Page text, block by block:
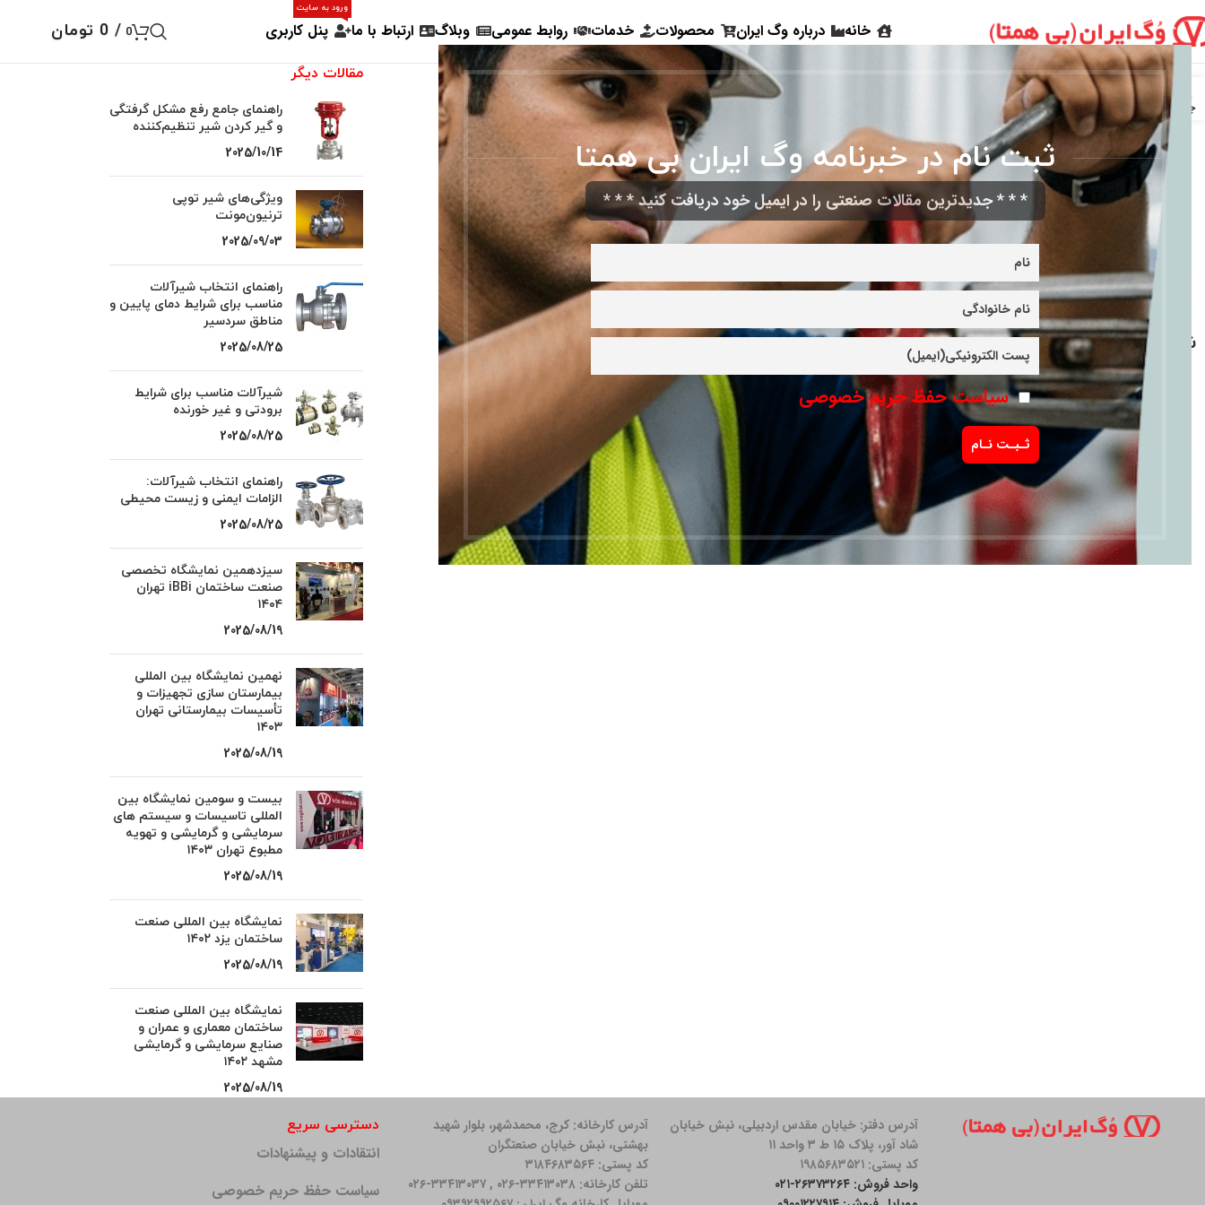
ثبت نام در خبرنامه وگ ایران بی همتا
* * * جدیدترین مقالات صنعتی را در ایمیل خود دریافت کنید * * *
سیاست حفظ حریم خصوصی
خانه درباره وگ ایران محصولات خدمات روابط عمومی وبلاگ ارتباط با ما پنل کاربری
ورود به سایت
0
/
0 تومان
28
جولای
۹ راهکار کلیدی برای
جلوگیری از خوردگی
شیرآلات (بخش اول)
ادامه مطلب
مقالات دیگر
راهنمای جامع رفع مشکل گرفتگی
و گیر کردن شیر تنظیم‌کننده
2025/10/14
ویژگی‌های شیر توپی
ترنیون‌مونت
2025/09/03
راهنمای انتخاب شیرآلات
مناسب برای شرایط دمای پایین و
مناطق سردسیر
2025/08/25
شیرآلات مناسب برای شرایط
برودتی و غیر خورنده
2025/08/25
راهنمای انتخاب شیرآلات:
الزامات ایمنی و زیست محیطی
2025/08/25
سیزدهمین نمایشگاه تخصصی
صنعت ساختمان iBBi تهران
۱۴۰۴
2025/08/19
نهمین نمایشگاه بین المللی
بیمارستان سازی تجهیزات و
تأسیسات بیمارستانی تهران
۱۴۰۳
2025/08/19
بیست و سومین نمایشگاه بین
المللی تاسیسات و سیستم های
سرمایشی و گرمایشی و تهویه
مطبوع تهران ۱۴۰۳
2025/08/19
نمایشگاه بین المللی صنعت
ساختمان یزد ۱۴۰۲
2025/08/19
نمایشگاه بین المللی صنعت
ساختمان معماری و عمران و
صنایع سرمایشی و گرمایشی
مشهد ۱۴۰۲
2025/08/19
آدرس دفتر: خیابان مقدس اردبیلی، نبش خیابان
شاد آور، پلاک ۱۵ ط ۳ واحد ۱۱
کد پستی: ۱۹۸۵۶۸۳۵۲۱
واحد فروش: ۲۶۳۷۳۲۶۴-۰۲۱
آدرس کارخانه: كرج، محمدشهر، بلوار شهید
بهشتی، نبش خیابان صنعتگران
کد پستی: ۳۱۸۴۶۸۳۵۶۴
تلفن کارخانه: ۳۳۴۱۳۰۳۸-۰۲۶ , ۳۳۴۱۳۰۳۷-۰۲۶
دسترسی سریع
انتقادات و پیشنهادات
سیاست حفظ حریم خصوصی